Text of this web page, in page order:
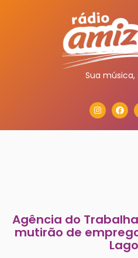
Sua
Agência do
mutirão de